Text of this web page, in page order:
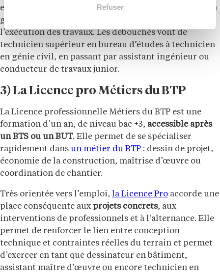
Refuser
et de l’alternance. Les étudiants acquièrent une vision
globale du bâtiment, depuis la phase d’étude jusqu’à
l’exécution des travaux. Les débouchés vont de
technicien supérieur en bureau d’études à technicien
en génie civil, en passant par assistant ingénieur ou
conducteur de travaux junior.
3) La Licence pro Métiers du BTP
La Licence professionnelle Métiers du BTP est une
formation d’un an, de niveau bac +3, accessible après
un BTS ou un BUT. Elle permet de se spécialiser
rapidement dans un métier du BTP : dessin de projet,
économie de la construction, maîtrise d’œuvre ou
coordination de chantier.
Très orientée vers l’emploi, la Licence Pro accorde une
place conséquente aux projets concrets, aux
interventions de professionnels et à l’alternance. Elle
permet de renforcer le lien entre conception
technique et contraintes réelles du terrain et permet
d’exercer en tant que dessinateur en bâtiment,
assistant maître d’œuvre ou encore technicien en